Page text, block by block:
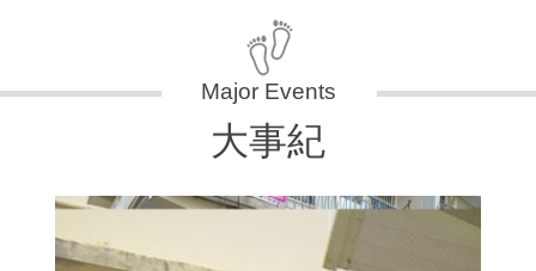
大事紀